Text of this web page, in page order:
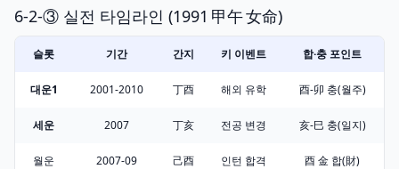
6-2-③ 실전 타임라인 (1991 甲午 女命)
슬롯 기간 간지 키 이벤트 합·충 포인트
대운1 2001-2010 丁酉 해외 유학 酉-卯 충(월주)
세운 2007 丁亥 전공 변경 亥-巳 충(일지)
월운 2007-09 己酉 인턴 합격 酉 金 합(財)